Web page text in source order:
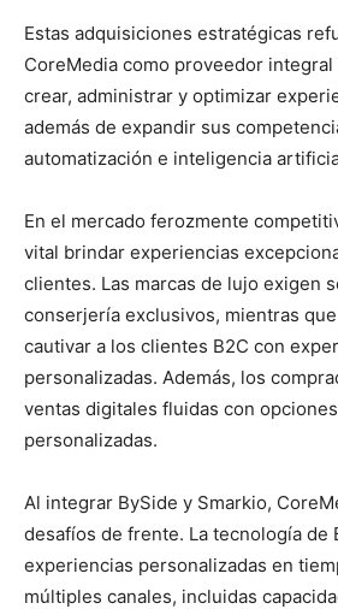
Estas adquisiciones estratégicas
CoreMedia como proveedor
crear, administrar y optimizar
además de expandir sus
automatización e inteligencia
En el mercado ferozmente
vital brindar experiencias
clientes. Las marcas de lujo exigen
conserjería exclusivos, mientras
cautivar a los clientes B2C con
personalizadas. Además, los
ventas digitales fluidas con
personalizadas.
Al integrar BySide y Smarkio,
desafíos de frente. La tecnología de
experiencias personalizadas en
múltiples canales, incluidas